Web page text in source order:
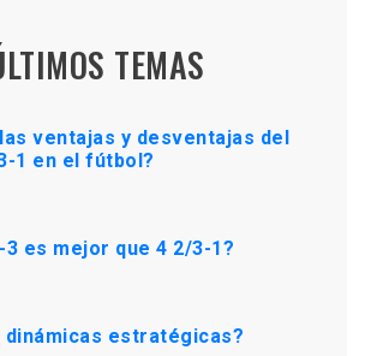
TEMAS
ventajas y desventajas del
1 en el fútbol?
3 es mejor que 4 2/3-1?
dinámicas estratégicas?